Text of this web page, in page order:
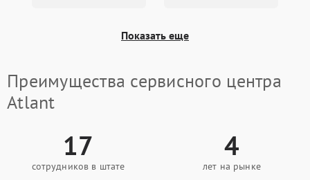
Показать еще
Преимущества сервисного центра
Atlant
17
сотрудников в штате
4
лет на рынке